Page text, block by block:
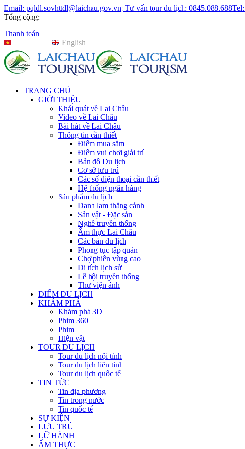
Email: pqldl.sovhttdl@laichau.gov.vn; Tư vấn tour du lịch: 0845.088.688
Tổng cộng:
Thanh toán
English
TRANG CHỦ
GIỚI THIỆU
Khái quát về Lai Châu
Video về Lai Châu
Bài hát về Lai Châu
Thông tin cần thiết
Điểm mua sắm
Điểm vui chơi giải trí
Bản đồ Du lịch
Cơ sở lưu trú
Các số điện thoại cần thiết
Hệ thống ngân hàng
Sản phẩm du lịch
Danh lam thắng cảnh
Sản vật - Đặc sản
Nghề truyền thống
Ẩm thực Lai Châu
Các bản du lịch
Phong tục tập quán
Chợ phiên vùng cao
Di tích lịch sử
Lễ hội truyền thống
Thư viện ảnh
ĐIỂM DU LỊCH
KHÁM PHÁ
Khám phá 3D
Phim 360
Phim
Hiện vật
TOUR DU LỊCH
Tour du lịch nội tỉnh
Tour du lịch liên tỉnh
Tour du lịch quốc tế
TIN TỨC
Tin địa phương
Tin trong nước
Tin quốc tế
SỰ KIỆN
LƯU TRÚ
LỮ HÀNH
ẨM THỰC